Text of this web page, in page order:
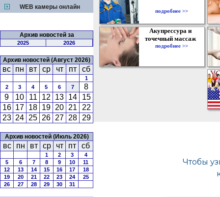
WEB камеры онлайн
Архив новостей за
2025 2026
Архив новостей (Август 2026)
вс пн вт ср чт пт сб
1
2
3 4 5 6 7
8
9
10 11 12 13 14
15
16 17 18 19 20 21
22
23 24 25 26 27 28 29
Архив новостей (Июль 2026)
вс пн вт ср чт пт сб
1 2 3
4
5
6 7 8 9 10
11
12
13 14 15 16 17
18
19
20 21 22 23 24
25
26
27 28 29 30 31
подробнее >>
Акупрессура и
точечный массаж
подробнее >>